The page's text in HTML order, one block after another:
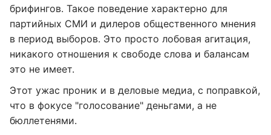
брифингов. Такое поведение характерно для
партийных СМИ и дилеров общественного мнения
в период выборов. Это просто лобовая агитация,
никакого отношения к свободе слова и балансам
это не имеет.
Этот ужас проник и в деловые медиа, с поправкой,
что в фокусе "голосование" деньгами, а не
бюллетенями.